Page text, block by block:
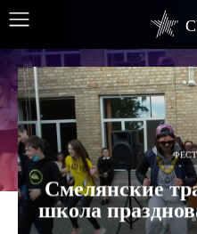
Смелянские
школа